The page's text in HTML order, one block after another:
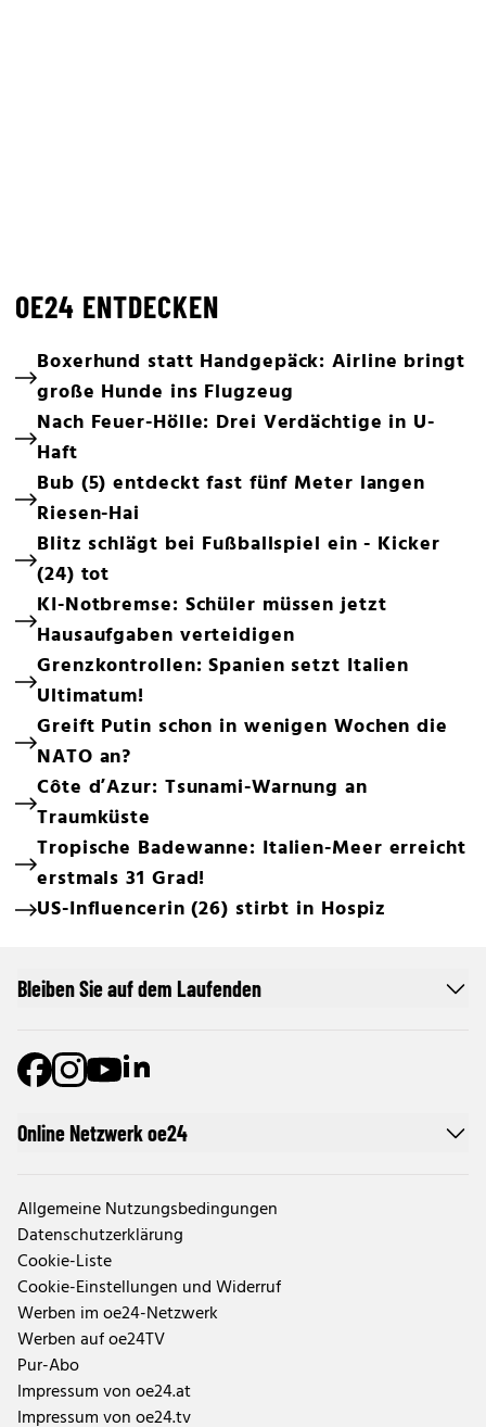
OE24 ENTDECKEN
Boxerhund statt Handgepäck: Airline bringt
große Hunde ins Flugzeug
Nach Feuer-Hölle: Drei Verdächtige in U-
Haft
Bub (5) entdeckt fast fünf Meter langen
Riesen-Hai
Blitz schlägt bei Fußballspiel ein - Kicker
(24) tot
KI-Notbremse: Schüler müssen jetzt
Hausaufgaben verteidigen
Grenzkontrollen: Spanien setzt Italien
Ultimatum!
Greift Putin schon in wenigen Wochen die
NATO an?
Côte d’Azur: Tsunami-Warnung an
Traumküste
Tropische Badewanne: Italien-Meer erreicht
erstmals 31 Grad!
US-Influencerin (26) stirbt in Hospiz
Online Netzwerk oe24
Allgemeine Nutzungsbedingungen
Datenschutzerklärung
Cookie-Liste
Cookie-Einstellungen und Widerruf
Werben im oe24-Netzwerk
Werben auf oe24TV
Pur-Abo
Impressum von oe24.at
Impressum von oe24.tv
Bleiben Sie auf dem Laufenden